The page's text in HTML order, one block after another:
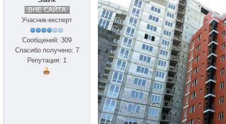
ВНЕ САЙТА
Учасник-експерт
Сообщений: 309
Спасибо получено: 7
Репутация: 1